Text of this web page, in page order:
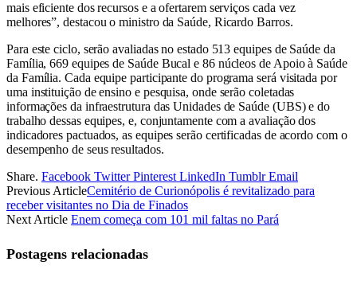
mais eficiente dos recursos e a ofertarem serviços cada vez
melhores”, destacou o ministro da Saúde, Ricardo Barros.
Para este ciclo, serão avaliadas no estado 513 equipes de Saúde da
Família, 669 equipes de Saúde Bucal e 86 núcleos de Apoio à Saúde
da Família. Cada equipe participante do programa será visitada por
uma instituição de ensino e pesquisa, onde serão coletadas
informações da infraestrutura das Unidades de Saúde (UBS) e do
trabalho dessas equipes, e, conjuntamente com a avaliação dos
indicadores pactuados, as equipes serão certificadas de acordo com o
desempenho de seus resultados.
Share. Facebook Twitter Pinterest LinkedIn Tumblr Email
Previous ArticleCemitério de Curionópolis é revitalizado para
receber visitantes no Dia de Finados
Next Article Enem começa com 101 mil faltas no Pará
Postagens relacionadas